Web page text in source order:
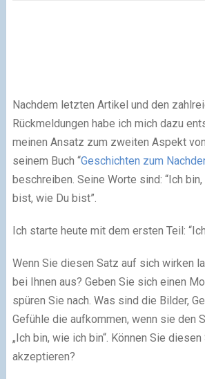
Nachdem letzten Artikel und den
Rückmeldungen habe ich mich dazu
meinen Ansatz zum zweiten Aspekt
seinem Buch “Geschichten zum
beschreiben. Seine Worte sind: “Ich
bist, wie Du bist”.
Ich starte heute mit dem ersten Teil:
Wenn Sie diesen Satz auf sich wirken
bei Ihnen aus? Geben Sie sich einen
spüren Sie nach. Was sind die Bilder,
Gefühle die aufkommen, wenn sie den
„Ich bin, wie ich bin“. Können Sie
akzeptieren?